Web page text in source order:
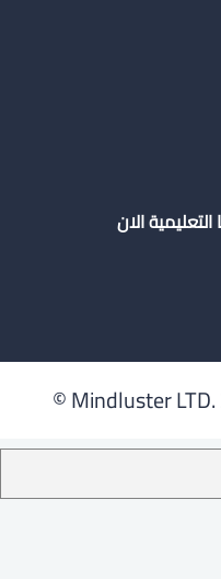
الان
Mindluster LTD.